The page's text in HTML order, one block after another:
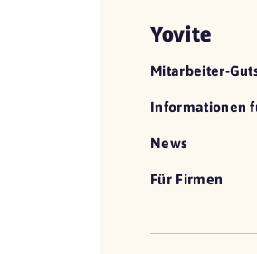
Yovite
Mitarbeiter-
Informationen
News
Für Firmen